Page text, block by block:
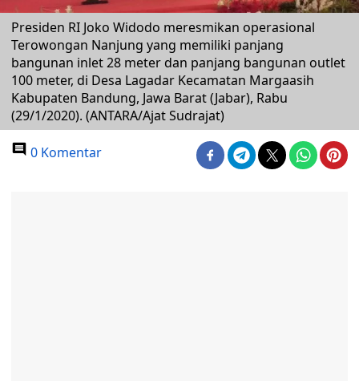
Presiden RI Joko Widodo meresmikan operasional
Terowongan Nanjung yang memiliki panjang
bangunan inlet 28 meter dan panjang bangunan outlet
100 meter, di Desa Lagadar Kecamatan Margaasih
Kabupaten Bandung, Jawa Barat (Jabar), Rabu
(29/1/2020). (ANTARA/Ajat Sudrajat)
0 Komentar